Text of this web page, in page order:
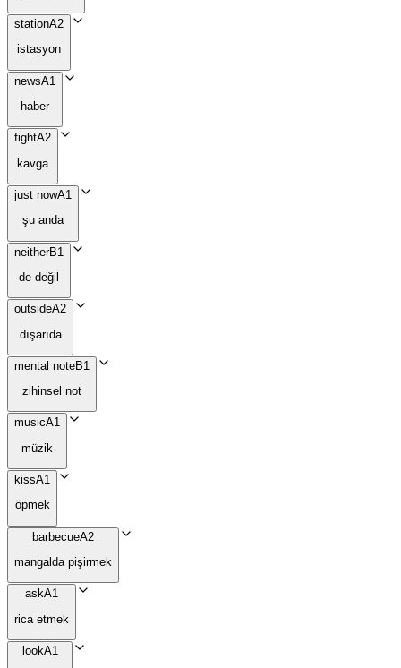
stationA2
istasyon
newsA1
haber
fightA2
kavga
just nowA1
şu anda
neitherB1
de değil
outsideA2
dışarıda
mental noteB1
zihinsel not
musicA1
müzik
kissA1
öpmek
barbecueA2
mangalda pişirmek
askA1
rica etmek
lookA1